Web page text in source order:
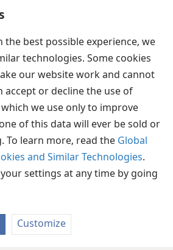
the best possible experience, we
technologies. Some cookies
our website work and cannot
accept or decline the use of
we use only to improve
of this data will ever be sold or
To learn more, read the Global
and Similar Technologies.
settings at any time by going
Customize
முடிவு
பகிரவும்
விருப்பங்கள்
Bible and Tract Society of Pennsylvania